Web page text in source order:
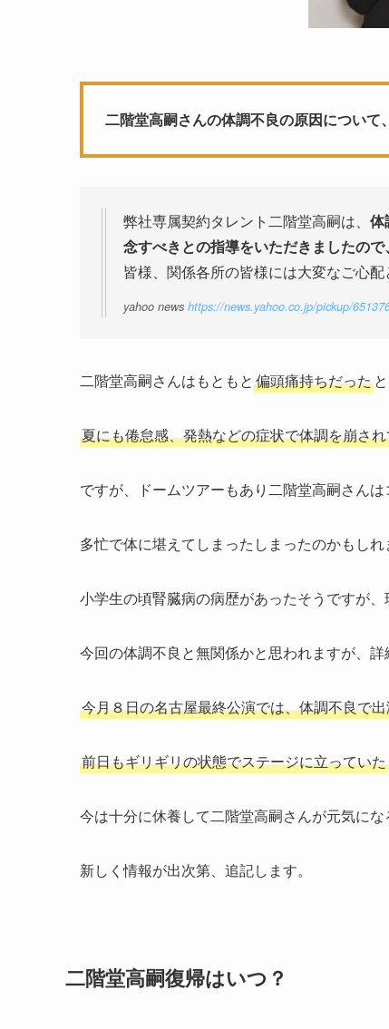
二階堂高嗣さんの体調不良の原因について、
弊社専属契約タレント二階堂高嗣は、 体
念すべきとの指導をいただきましたの
皆様、関係各所の皆様には大変なご心
yahoo news https://news.yahoo.co.jp/pickup/
二階堂高嗣さんはもともと 偏頭痛持ちだった
夏にも倦怠感、発熱などの症状で体調を崩さ
ですが、ドームツアーもあり二階堂高嗣さん
多忙で体に堪えてしまったしまったのかもしれ
小学生の頃腎臓病の病歴があったそうですが
今回の体調不良と無関係かと思われますが、詳
今月８日の名古屋最終公演では、体調不良で
前日もギリギリの状態でステージに立っていた
今は十分に休養して二階堂高嗣さんが元気にな
新しく情報が出次第、追記します。
二階堂高嗣復帰はいつ？